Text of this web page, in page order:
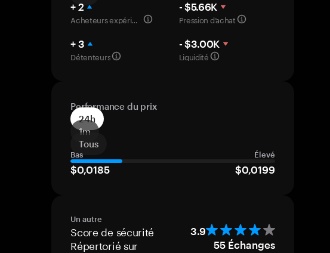
+ 2
Acheteurs expérimentés
- $5.66K
Pression d’achat
+ 3
Détenteurs
- $3.00K
Liquidité
Performance du prix
24h
1m
Tous
Bas Élevé
$0,0185 $0,0199
Un autre
Score de sécurité 3.9
Répertorié sur 55 Échanges